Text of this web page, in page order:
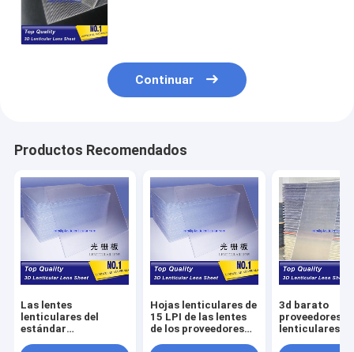
tinta
Continuar
Productos Recomendados
Las lentes
lenticulares del
estándar
Hojas lenticulares de
15 LPI de las lentes
de los proveedores
3d barato
proveedores
lenticulares